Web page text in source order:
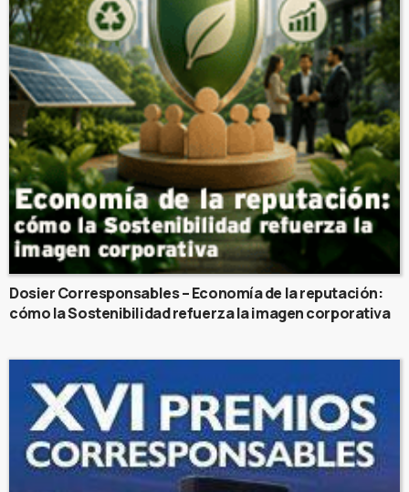
Dosier Corresponsables – Economía de la reputación:
cómo la Sostenibilidad refuerza la imagen corporativa